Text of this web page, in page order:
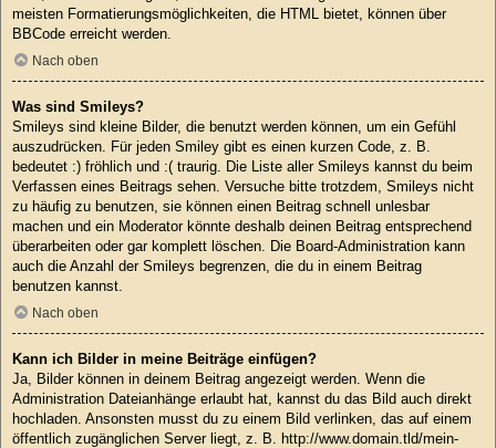
meisten Formatierungsmöglichkeiten, die HTML bietet, können über
BBCode erreicht werden.
Nach oben
Was sind Smileys?
Smileys sind kleine Bilder, die benutzt werden können, um ein Gefühl
auszudrücken. Für jeden Smiley gibt es einen kurzen Code, z. B.
bedeutet :) fröhlich und :( traurig. Die Liste aller Smileys kannst du beim
Verfassen eines Beitrags sehen. Versuche bitte trotzdem, Smileys nicht
zu häufig zu benutzen, sie können einen Beitrag schnell unlesbar
machen und ein Moderator könnte deshalb deinen Beitrag entsprechend
überarbeiten oder gar komplett löschen. Die Board-Administration kann
auch die Anzahl der Smileys begrenzen, die du in einem Beitrag
benutzen kannst.
Nach oben
Kann ich Bilder in meine Beiträge einfügen?
Ja, Bilder können in deinem Beitrag angezeigt werden. Wenn die
Administration Dateianhänge erlaubt hat, kannst du das Bild auch direkt
hochladen. Ansonsten musst du zu einem Bild verlinken, das auf einem
öffentlich zugänglichen Server liegt, z. B. http://www.domain.tld/mein-